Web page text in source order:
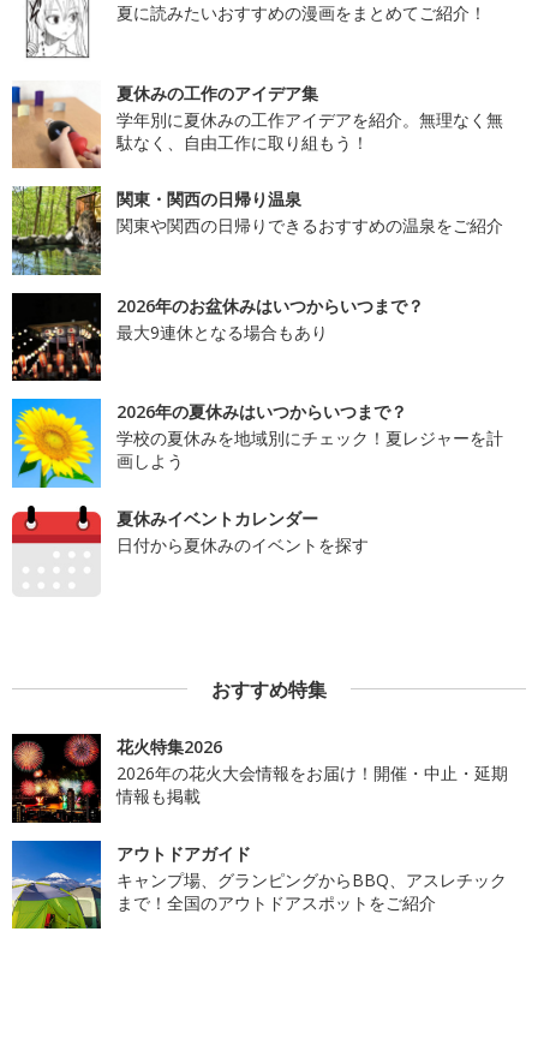
夏に読みたいおすすめの漫画をまとめてご紹介！
夏休みの工作のアイデア集
学年別に夏休みの工作アイデアを紹介。無理なく無
駄なく、自由工作に取り組もう！
関東・関西の日帰り温泉
関東や関西の日帰りできるおすすめの温泉をご紹介
2026年のお盆休みはいつからいつまで？
最大9連休となる場合もあり
2026年の夏休みはいつからいつまで？
学校の夏休みを地域別にチェック！夏レジャーを計
画しよう
夏休みイベントカレンダー
日付から夏休みのイベントを探す
おすすめ特集
花火特集2026
2026年の花火大会情報をお届け！開催・中止・延期
情報も掲載
アウトドアガイド
キャンプ場、グランピングからBBQ、アスレチック
まで！全国のアウトドアスポットをご紹介